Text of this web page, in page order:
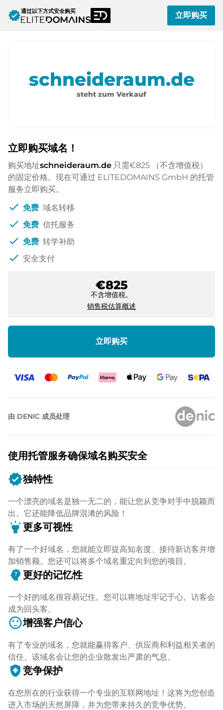
verified通过以下方式安全购买 立即购买
schneideraum.de
steht zum Verkauf
立即购买域名！
购买地址schneideraum.de 只需€825
（不含增值税）
的固定价格。现在可通过 ELITEDOMAINS GmbH 的托管
服务立即购买。
check 免费 域名转移
check 免费 信托服务
check 免费 转学补助
check 安全支付
€825
不含增值税。
销售税估算概述
立即购买
由 DENIC 成员处理
使用托管服务确保域名购买安全
verified独特性
一个漂亮的域名是独一无二的，能让您从竞争对手中脱颖而
出。它还能降低品牌混淆的风险！
highlight更多可视性
有了一个好域名，您就能立即提高知名度、接待新访客并增
加销售额。您还可以将多个域名重定向到您的项目。
psychology_alt 更好的记忆性
一个好的域名很容易记住。您可以将地址牢记于心。访客会
成为回头客。
sentiment_satisfied增强客户信心
有了专业的域名，您就能赢得客户、供应商和利益相关者的
信任。该域名会让您的企业散发出严肃的气息。
health_and_safety 竞争保护
在您所在的行业获得一个专业的互联网地址！这将为您创造
进入市场的天然屏障，并为您带来持久的竞争优势。